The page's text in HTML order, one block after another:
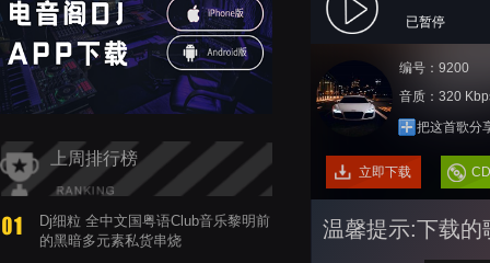
上周排行榜
Dj细粒 全中文国粤语Club音乐黎明前
的黑暗多元素私货串烧
已暂停
编号：9200
音质：320
把这首歌分
立即下载
温馨提示:下载的